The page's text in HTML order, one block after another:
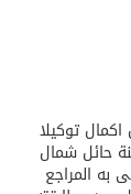
تسليم 248 حافلة سياحية صينية فاخرة مخصصة للسوق السعودية
توكيلا
حائل شمال
به المراجع